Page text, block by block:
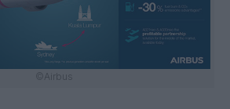
©Airbus